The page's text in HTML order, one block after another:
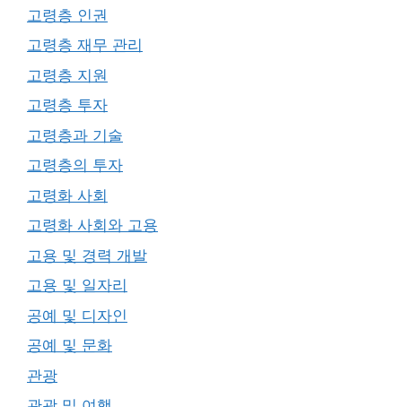
고령층 인권
고령층 재무 관리
고령층 지원
고령층 투자
고령층과 기술
고령층의 투자
고령화 사회
고령화 사회와 고용
고용 및 경력 개발
고용 및 일자리
공예 및 디자인
공예 및 문화
관광